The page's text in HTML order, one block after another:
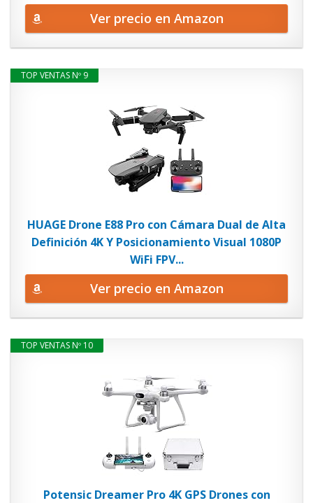
Ver precio en Amazon
TOP VENTAS Nº 9
HUAGE Drone E88 Pro con Cámara Dual de Alta
Definición 4K Y Posicionamiento Visual 1080P
WiFi FPV...
Ver precio en Amazon
TOP VENTAS Nº 10
Potensic Dreamer Pro 4K GPS Drones con